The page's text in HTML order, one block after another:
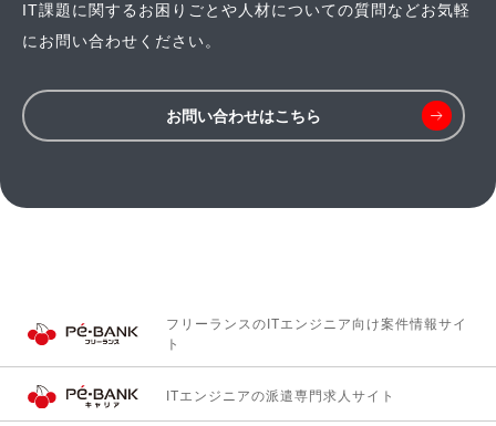
IT課題に関するお困りごとや人材についての質問などお気軽
にお問い合わせください。
お問い合わせはこちら
フリーランスのITエンジニア向け案件情報サイ
ト
ITエンジニアの派遣専門求人サイト